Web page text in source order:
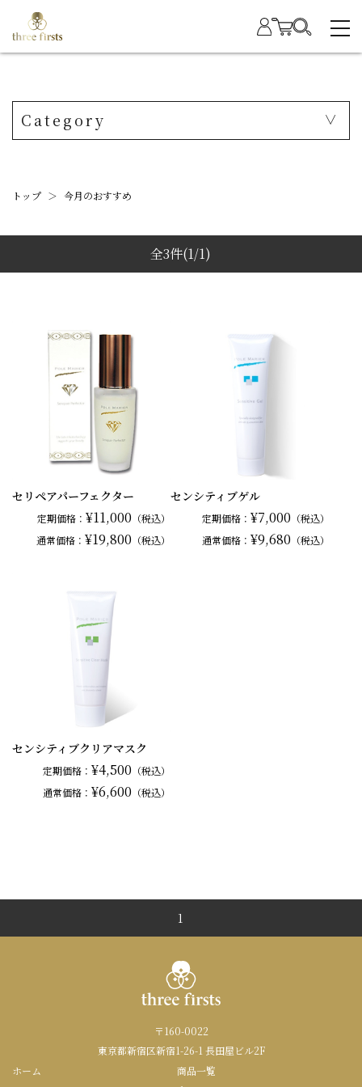
Category
トップ ＞ 今月のおすすめ
全3件(1/1)
セリペアパーフェクター
定期価格： ¥11,000 （税込）
通常価格： ¥19,800 （税込）
センシティブゲル
定期価格： ¥7,000 （税込）
通常価格： ¥9,680 （税込）
センシティブクリアマスク
定期価格：¥4,500 （税込）
通常価格：¥6,600 （税込）
1
〒160-0022
東京都新宿区新宿1-26-1 長田屋ビル2F
ホーム
商品一覧